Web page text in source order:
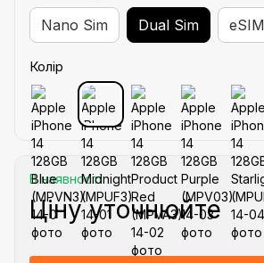
Nano Sim Dual Sim eSIM
Колір
В наявності
Ціну уточнюйте